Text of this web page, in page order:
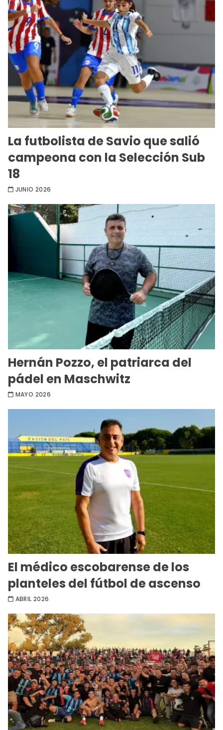
La futbolista de Savio que salió
campeona con la Selección Sub
18
JUNIO 2026
Hernán Pozzo, el patriarca del
pádel en Maschwitz
MAYO 2026
El médico escobarense de los
planteles del fútbol de ascenso
ABRIL 2026